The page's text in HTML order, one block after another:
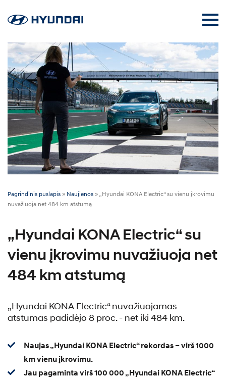
Pagrindinis puslapis » Naujienos » „Hyundai KONA Electric“ su vienu įkrovimu
nuvažiuoja net 484 km atstumą
„Hyundai KONA Electric“ su
vienu įkrovimu nuvažiuoja net
484 km atstumą
„Hyundai KONA Electric“ nuvažiuojamas
atstumas padidėjo 8 proc. - net iki 484 km.
Naujas „Hyundai KONA Electric“ rekordas – virš 1000
km vienu įkrovimu.
Jau pagaminta virš 100 000 „Hyundai KONA Electric“